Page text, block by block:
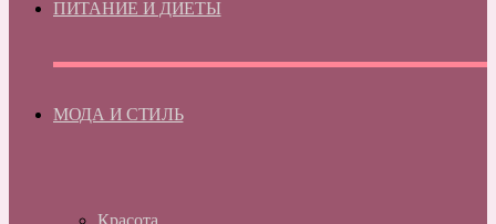
ПИТАНИЕ И ДИЕТЫ
МОДА И СТИЛЬ
Красота